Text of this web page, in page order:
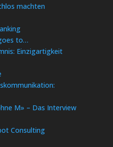
machten
to…
Einzigartigkeit
M» – Das Interview
Consulting